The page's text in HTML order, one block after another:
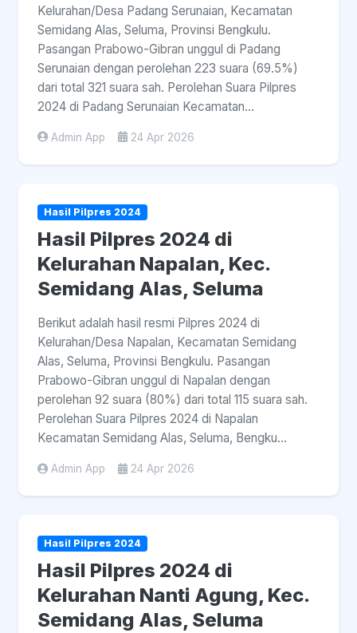
Kelurahan/Desa Padang Serunaian, Kecamatan
Semidang Alas, Seluma, Provinsi Bengkulu.
Pasangan Prabowo-Gibran unggul di Padang
Serunaian dengan perolehan 223 suara (69.5%)
dari total 321 suara sah. Perolehan Suara Pilpres
2024 di Padang Serunaian Kecamatan...
Admin App 24 Apr 2026
Hasil Pilpres 2024
Hasil Pilpres 2024 di
Kelurahan Napalan, Kec.
Semidang Alas, Seluma
Berikut adalah hasil resmi Pilpres 2024 di
Kelurahan/Desa Napalan, Kecamatan Semidang
Alas, Seluma, Provinsi Bengkulu. Pasangan
Prabowo-Gibran unggul di Napalan dengan
perolehan 92 suara (80%) dari total 115 suara sah.
Perolehan Suara Pilpres 2024 di Napalan
Kecamatan Semidang Alas, Seluma, Bengku...
Admin App 24 Apr 2026
Hasil Pilpres 2024
Hasil Pilpres 2024 di
Kelurahan Nanti Agung, Kec.
Semidang Alas, Seluma